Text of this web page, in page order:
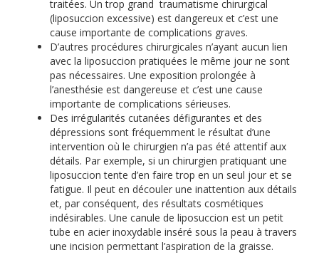
traitées. Un trop grand traumatisme chirurgical
(liposuccion excessive) est dangereux et c’est une
cause importante de complications graves.
D’autres procédures chirurgicales n’ayant aucun lien
avec la liposuccion pratiquées le même jour ne sont
pas nécessaires. Une exposition prolongée à
l’anesthésie est dangereuse et c’est une cause
importante de complications sérieuses.
Des irrégularités cutanées défigurantes et des
dépressions sont fréquemment le résultat d’une
intervention où le chirurgien n’a pas été attentif aux
détails. Par exemple, si un chirurgien pratiquant une
liposuccion tente d’en faire trop en un seul jour et se
fatigue. Il peut en découler une inattention aux détails
et, par conséquent, des résultats cosmétiques
indésirables. Une canule de liposuccion est un petit
tube en acier inoxydable inséré sous la peau à travers
une incision permettant l’aspiration de la graisse.